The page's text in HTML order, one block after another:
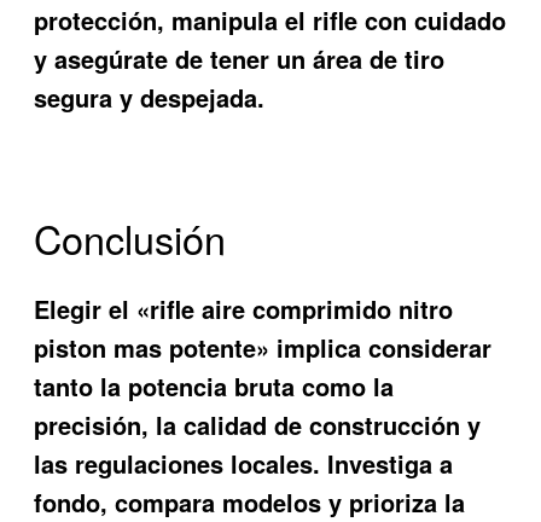
protección, manipula el rifle con cuidado
y asegúrate de tener un área de tiro
segura y despejada.
Conclusión
Elegir el «rifle aire comprimido nitro
piston mas potente» implica considerar
tanto la potencia bruta como la
precisión, la calidad de construcción y
las regulaciones locales. Investiga a
fondo, compara modelos y prioriza la